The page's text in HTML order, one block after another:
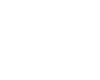
Black Cement